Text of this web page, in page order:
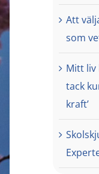
Att
som
Mitt
tack
kraft’